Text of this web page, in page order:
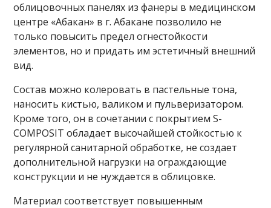
облицовочных панелях из фанеры в медицинском
центре «Абакан» в г. Абакане позволило не
только повысить предел огнестойкости
элементов, но и придать им эстетичный внешний
вид.
Состав можно колеровать в пастельные тона,
наносить кистью, валиком и пульверизатором.
Кроме того, он в сочетании с покрытием S-
COMPOSIT обладает высочайшей стойкостью к
регулярной санитарной обработке, не создает
дополнительной нагрузки на ограждающие
конструкции и не нуждается в облицовке.
Материал соответствует повышенным